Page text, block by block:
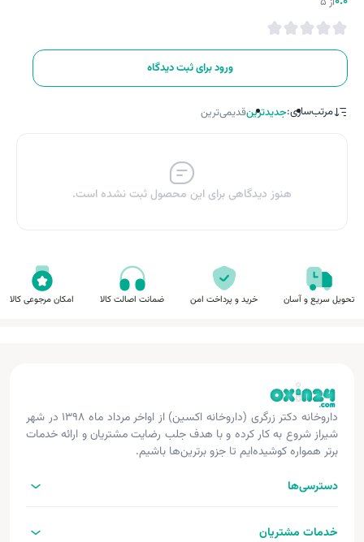
ورود برای ثبت دیدگاه
مرتب‌سازی:جدیدترینقدیمی‌ترین
هنوز دیدگاهی برای این محصول ثبت نشده است.
تحویل سریع و آسان خرید و پرداخت امن ضمانت اصالت کالا امکان مرجوعی کالا
داروخانه دکتر زرگری (داروخانه اکسین) از اواخر مرداد ماه ۱۳۹۸ در شهر
شیراز شروع به کار کرده و با هدف جلب رضایت مشتریان و ارائه خدمات
برتر همواره کوشیده‌ایم تا جزو برترین‌ها باشیم.
دسترسی‌ها
خدمات مشتریان